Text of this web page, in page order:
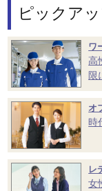
ピックア
ワ
高
限
オ
時
レ
女